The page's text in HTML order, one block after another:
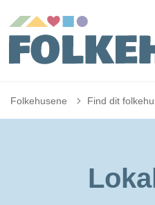
Folkehusene Find dit